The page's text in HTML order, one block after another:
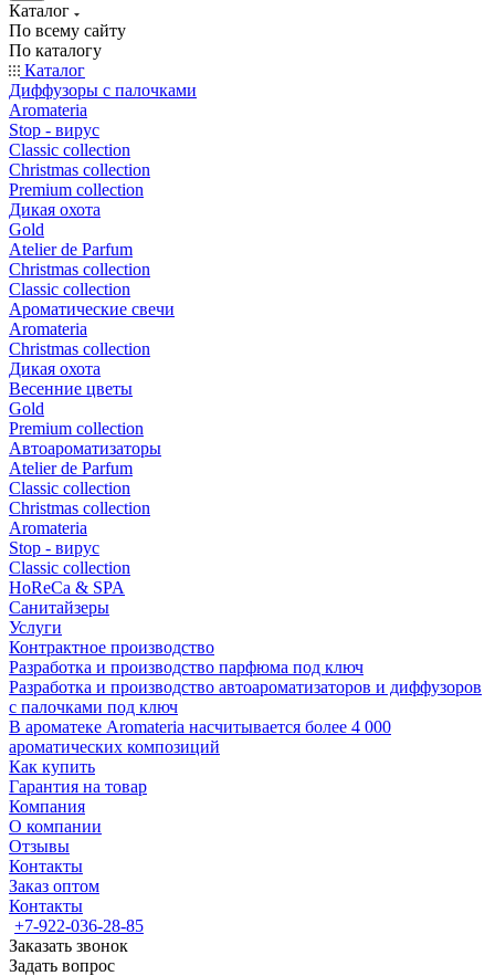
Каталог
По всему сайту
По каталогу
Каталог
Диффузоры с палочками
Aromateria
Stop - вирус
Сlassic collection
Сhristmas collection
Premium collection
Дикая охота
Gold
Atelier de Parfum
Christmas collection
Classic collection
Ароматические свечи
Aromateria
Сhristmas collection
Дикая охота
Весенние цветы
Gold
Premium collection
Автоароматизаторы
Atelier de Parfum
Classic collection
Christmas collection
Aromateria
Stop - вирус
Сlassic collection
HoReCa & SPA
Санитайзеры
Услуги
Контрактное производство
Разработка и производство парфюма под ключ
Разработка и производство автоароматизаторов и диффузоров
с палочками под ключ
В ароматеке Aromateria насчитывается более 4 000
ароматических композиций
Как купить
Гарантия на товар
Компания
О компании
Отзывы
Контакты
Заказ оптом
Контакты
+7-922-036-28-85
Заказать звонок
Задать вопрос